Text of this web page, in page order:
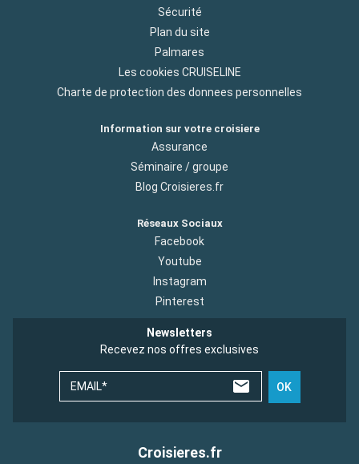
Sécurité
Plan du site
Palmares
Les cookies CRUISELINE
Charte de protection des donnees personnelles
Information sur votre croisiere
Assurance
Séminaire / groupe
Blog Croisieres.fr
Réseaux Sociaux
Facebook
Youtube
Instagram
Pinterest
Newsletters
Recevez nos offres exclusives
EMAIL* OK
Croisieres.fr